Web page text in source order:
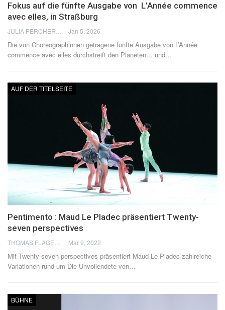
Fokus auf die fünfte Ausgabe von L’Année commence
avec elles, in Straßburg
Jan 5, 2026
Die von Choreographinnen getragene fünfte Ausgabe von L’Année
commence avec elles durchstreift den Planeten… und…
AUF DER TITELSEITE
Pentimento : Maud Le Pladec präsentiert Twenty-
seven perspectives
Mar 9, 2022
Mit Twenty-seven perspectives präsentiert Maud Le Pladec zahlreiche
Variationen rund um Die Unvollendete von…
BÜHNE